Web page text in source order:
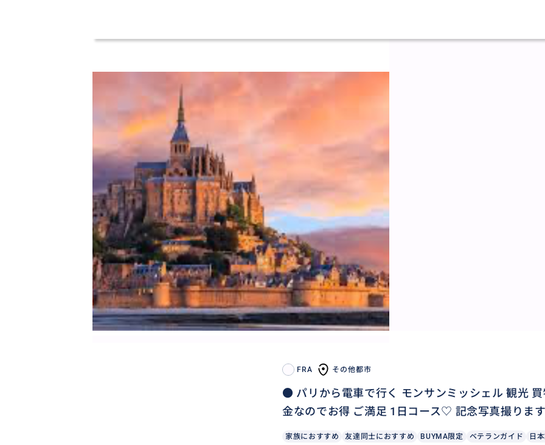
FRA その他都市
● パリから電車で行く モンサンミッシェル 観光
金なのでお得 ご満足 1日コース♡ 記念写真撮りま
家族におすすめ 友達同士におすすめ BUYMA限定 ベテランガイド 日